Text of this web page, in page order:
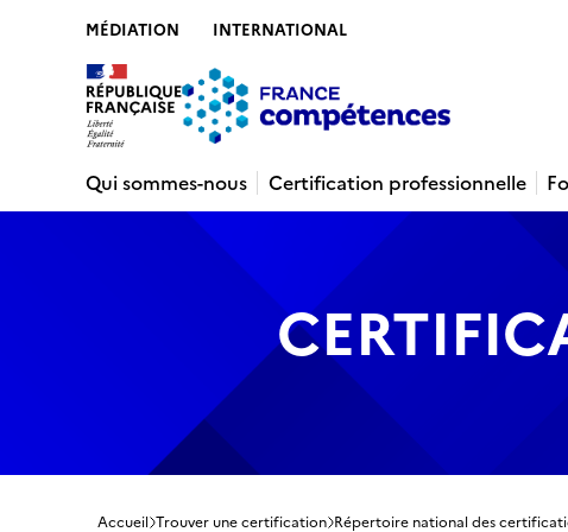
MÉDIATION INTERNATIONAL
Qui sommes-nous
Certification professionnelle
Accueil Trouver une certification Répertoire national des